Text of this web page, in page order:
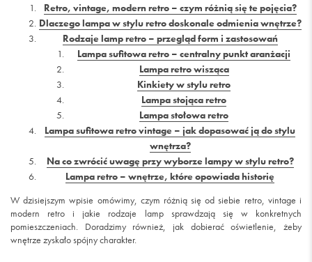
Retro, vintage, modern retro – czym różnią się te pojęcia?
Dlaczego lampa w stylu retro doskonale odmienia wnętrze?
Rodzaje lamp retro – przegląd form i zastosowań
Lampa sufitowa retro – centralny punkt aranżacji
Lampa retro wisząca
Kinkiety w stylu retro
Lampa stojąca retro
Lampa stołowa retro
Lampa sufitowa retro vintage – jak dopasować ją do stylu
wnętrza?
Na co zwrócić uwagę przy wyborze lampy w stylu retro?
Lampa retro – wnętrze, które opowiada historię
W dzisiejszym wpisie omówimy, czym różnią się od siebie retro, vintage i
modern retro i jakie rodzaje lamp sprawdzają się w konkretnych
pomieszczeniach. Doradzimy również, jak dobierać oświetlenie, żeby
wnętrze zyskało spójny charakter.